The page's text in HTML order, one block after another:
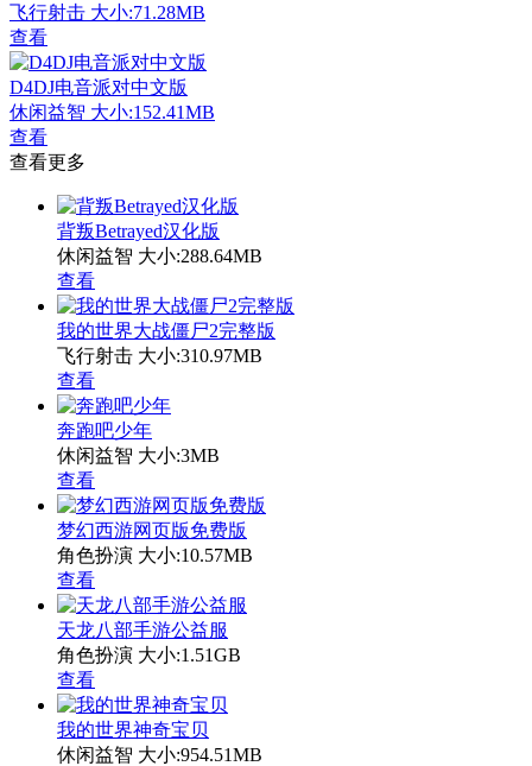
飞行射击 大小:71.28MB
查看
D4DJ电音派对中文版
休闲益智 大小:152.41MB
查看
查看更多
背叛Betrayed汉化版
休闲益智 大小:288.64MB
查看
我的世界大战僵尸2完整版
飞行射击 大小:310.97MB
查看
奔跑吧少年
休闲益智 大小:3MB
查看
梦幻西游网页版免费版
角色扮演 大小:10.57MB
查看
天龙八部手游公益服
角色扮演 大小:1.51GB
查看
我的世界神奇宝贝
休闲益智 大小:954.51MB